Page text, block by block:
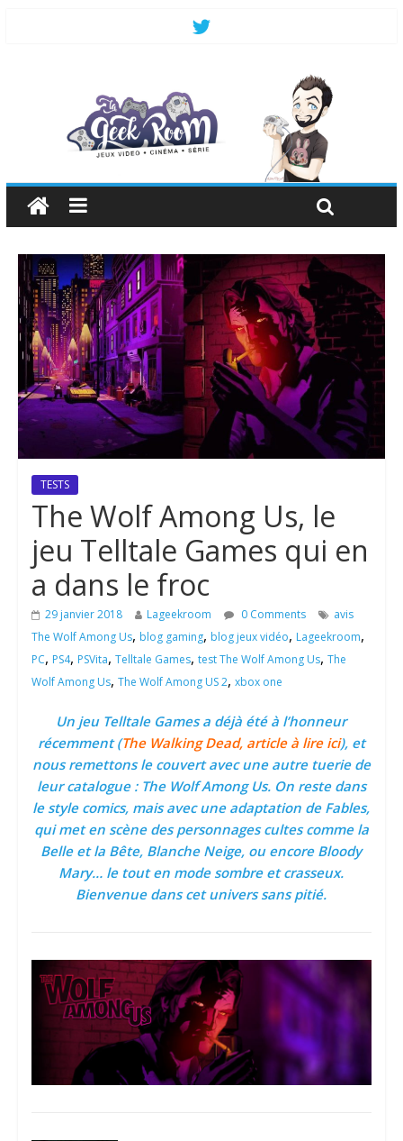
TESTS
The Wolf Among Us, le
jeu Telltale Games qui en
a dans le froc
29 janvier 2018 Lageekroom 0 Comments
avis
The Wolf Among Us, blog gaming, blog jeux vidéo, Lageekroom,
PC, PS4, PSVita, Telltale Games, test The Wolf Among Us, The
Wolf Among Us, The Wolf Among US 2, xbox one
Un jeu Telltale Games a déjà été à l’honneur
récemment(The Walking Dead, article à lire ici), et
nous remettons le couvert avec une autre tuerie de
leur catalogue : The Wolf Among Us. On reste dans
le style comics, mais avec une adaptation de Fables,
qui met en scène des personnages cultes comme la
Belle et la Bête, Blanche Neige, ou encore Bloody
Mary… le tout en mode sombre et crasseux.
Bienvenue dans cet univers sans pitié.